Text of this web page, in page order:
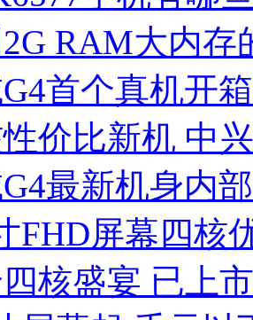
RAM大内存
首个真机开
价比新机 中
最新机身内
FHD屏幕四核
核盛宴 已上